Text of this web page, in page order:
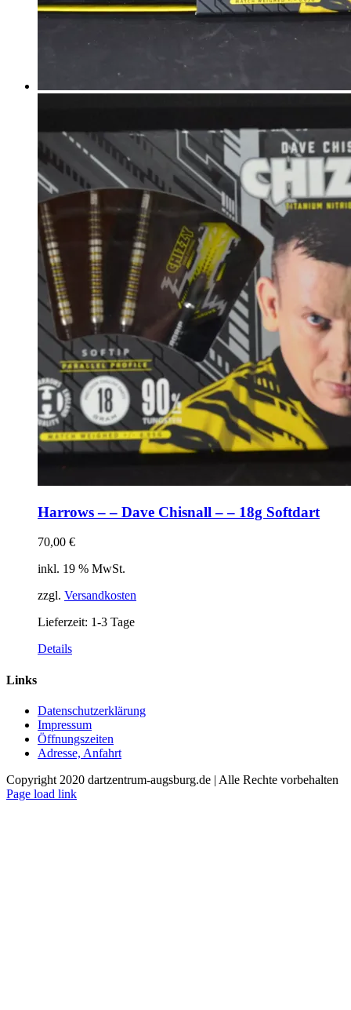
Harrows – – Dave Chisnall – – 18g Softdart
70,00 €
inkl. 19 % MwSt.
zzgl. Versandkosten
Lieferzeit: 1-3 Tage
Details
Links
Datenschutzerklärung
Impressum
Öffnungszeiten
Adresse, Anfahrt
Copyright 2020 dartzentrum-augsburg.de | Alle Rechte vorbehalten
Facebook
Instagram
YouTube
Page load link